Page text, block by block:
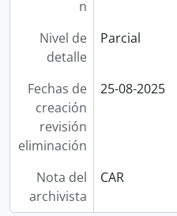
n
Nivel de
detalle
Parcial
Fechas de
creación
revisión
eliminación
25-08-2025
Nota del
archivista
CAR